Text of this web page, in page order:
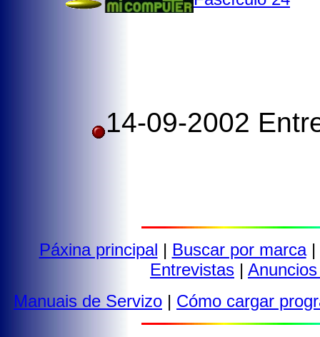
14-09-2002
Páxina principal | Buscar por marca|
Entrevistas |
Manuais de Servizo | Cómo cargar